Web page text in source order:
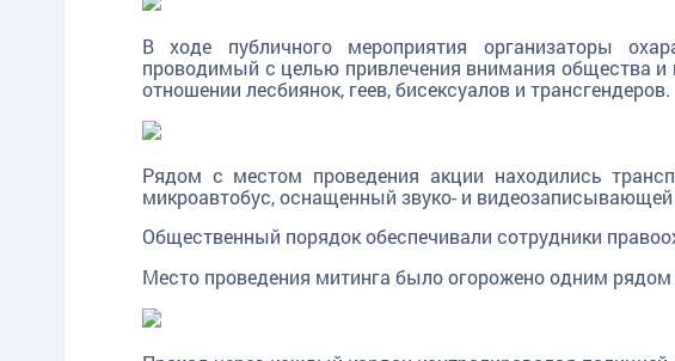
В ходе публичного мероприятия организаторы
проводимый с целью привлечения внимания общества и
отношении лесбиянок, геев, бисексуалов и трансгендеров.
Рядом с местом проведения акции находились
микроавтобус, оснащенный звуко- и видеозаписывающей
Общественный порядок обеспечивали сотрудники
Место проведения митинга было огорожено одним рядом